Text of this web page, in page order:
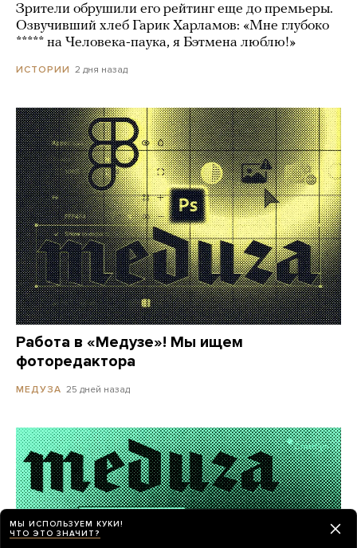
Зрители обрушили его рейтинг еще до премьеры.
Озвучивший хлеб Гарик Харламов: «Мне глубоко
***** на Человека-паука, я Бэтмена люблю!»
ИСТОРИИ 2 дня назад
Работа в «Медузе»! Мы ищем
фоторедактора
МЕДУЗА 25 дней назад
МЫ ИСПОЛЬЗУЕМ КУКИ!
ЧТО ЭТО ЗНАЧИТ?